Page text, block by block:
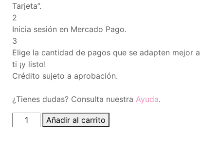
Tarjeta”.
2
Inicia sesión en Mercado Pago.
3
Elige la cantidad de pagos que se adapten mejor a
ti ¡y listo!
Crédito sujeto a aprobación.
¿Tienes dudas? Consulta nuestra Ayuda.
Añadir al carrito